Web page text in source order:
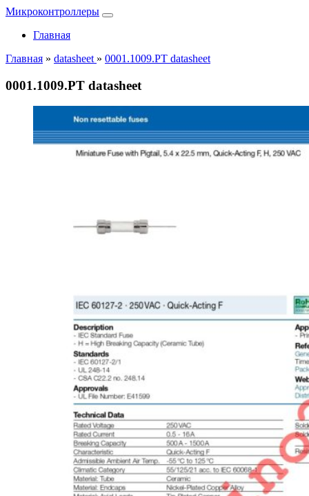
Микроконтроллеры
Главная
Главная » datasheet » 0001.1009.PT datasheet
0001.1009.PT datasheet